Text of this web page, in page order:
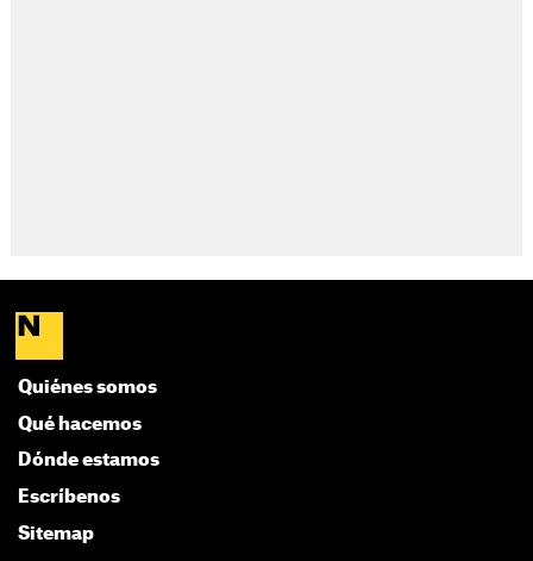
Quiénes somos
Qué hacemos
Dónde estamos
Escríbenos
Sitemap